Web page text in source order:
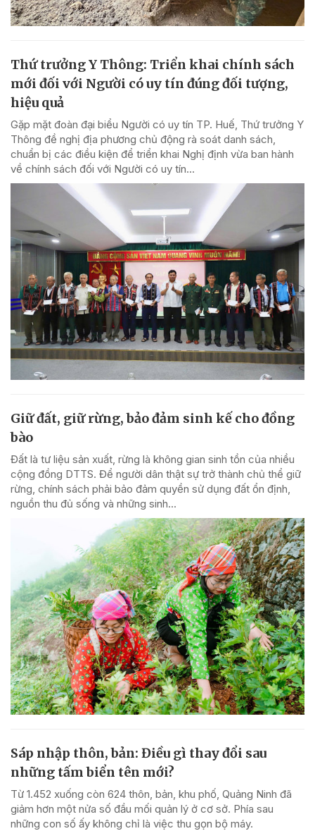
Thứ trưởng Y Thông: Triển khai chính sách
mới đối với Người có uy tín đúng đối tượng,
hiệu quả
Gặp mặt đoàn đại biểu Người có uy tín TP. Huế, Thứ trưởng Y
Thông đề nghị địa phương chủ động rà soát danh sách,
chuẩn bị các điều kiện để triển khai Nghị định vừa ban hành
về chính sách đối với Người có uy tín...
Giữ đất, giữ rừng, bảo đảm sinh kế cho đồng
bào
Đất là tư liệu sản xuất, rừng là không gian sinh tồn của nhiều
cộng đồng DTTS. Để người dân thật sự trở thành chủ thể giữ
rừng, chính sách phải bảo đảm quyền sử dụng đất ổn định,
nguồn thu đủ sống và những sinh...
Sáp nhập thôn, bản: Điều gì thay đổi sau
những tấm biển tên mới?
Từ 1.452 xuống còn 624 thôn, bản, khu phố, Quảng Ninh đã
giảm hơn một nửa số đầu mối quản lý ở cơ sở. Phía sau
những con số ấy không chỉ là việc thu gọn bộ máy.